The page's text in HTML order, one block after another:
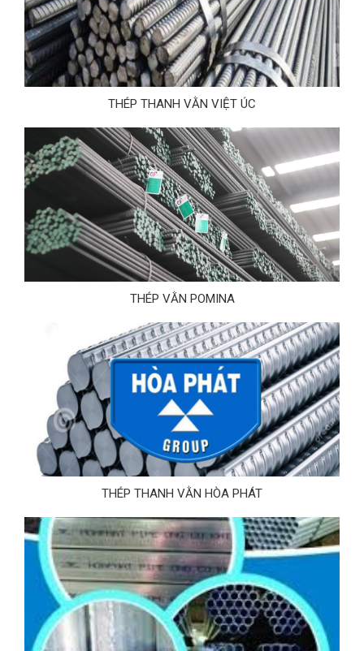
THÉP THANH VẰN VIỆT ÚC
THÉP VẰN POMINA
THÉP THANH VẰN HÒA PHÁT